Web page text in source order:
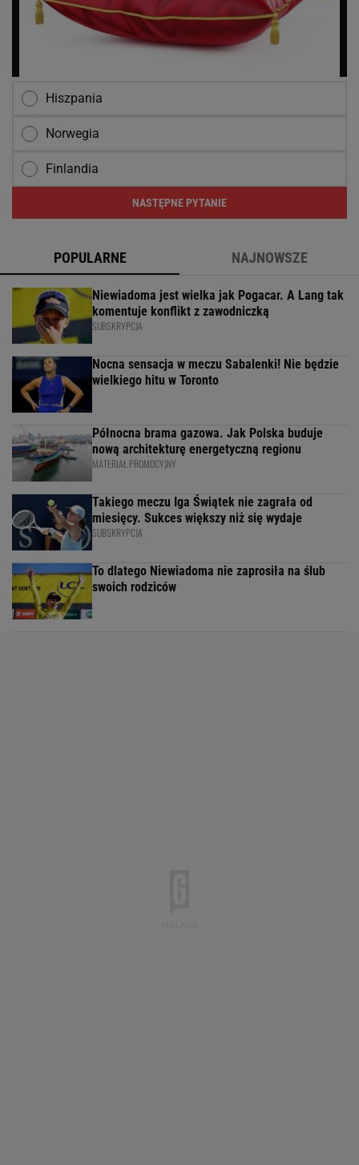
Hiszpania
Norwegia
Finlandia
NASTĘPNE PYTANIE
POPULARNE NAJNOWSZE
Niewiadoma jest wielka jak Pogacar. A Lang tak
komentuje konflikt z zawodniczką
SUBSKRYPCJA
Nocna sensacja w meczu Sabalenki! Nie będzie
wielkiego hitu w Toronto
Północna brama gazowa. Jak Polska buduje
nową architekturę energetyczną regionu
MATERIAŁ PROMOCYJNY
Takiego meczu Iga Świątek nie zagrała od
miesięcy. Sukces większy niż się wydaje
SUBSKRYPCJA
To dlatego Niewiadoma nie zaprosiła na ślub
swoich rodziców